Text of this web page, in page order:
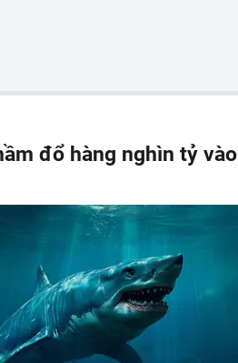
đổ hàng nghìn tỷ vào